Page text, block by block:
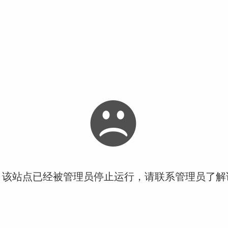
站点已经被管理员停止运行，请联系管理员了